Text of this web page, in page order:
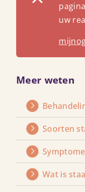
uw
Meer weten
Lees
meer
over
Lees
meer
over
Soorten
Lees
meer
over
Lees
meer
Wat is